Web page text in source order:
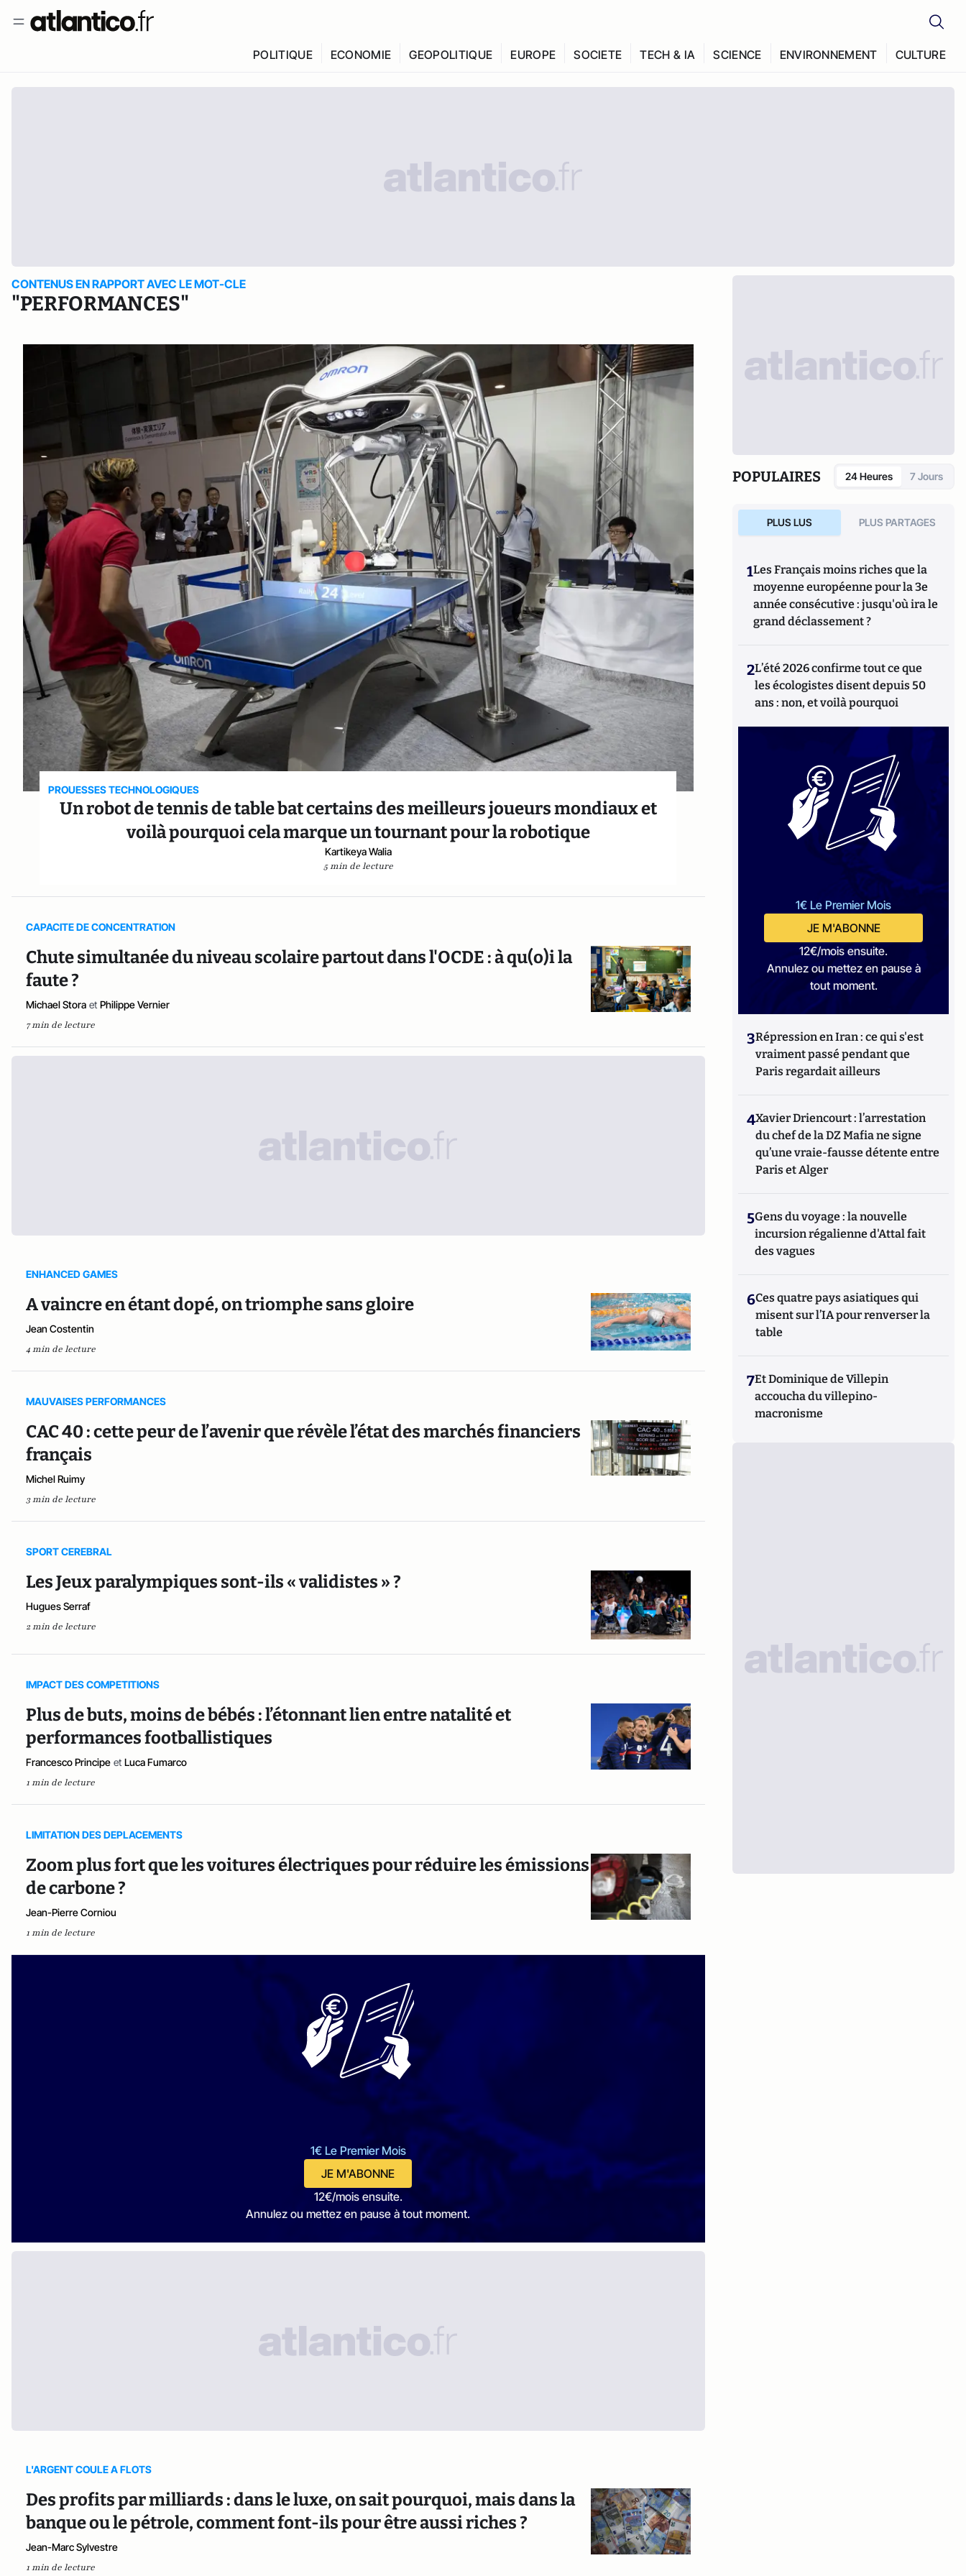
POLITIQUE ECONOMIE GEOPOLITIQUE EUROPE SOCIETE TECH & IA SCIENCE ENVIRONNEMENT CULTURE
CONTENUS EN RAPPORT AVEC LE MOT-CLE
"PERFORMANCES"
PROUESSES TECHNOLOGIQUES
Un robot de tennis de table bat certains des meilleurs joueurs mondiaux et
voilà pourquoi cela marque un tournant pour la robotique
Kartikeya Walia
5 min de lecture
CAPACITE DE CONCENTRATION
Chute simultanée du niveau scolaire partout dans l'OCDE : à qu(o)i la
faute ?
Michael Stora et Philippe Vernier
7 min de lecture
ENHANCED GAMES
A vaincre en étant dopé, on triomphe sans gloire
Jean Costentin
4 min de lecture
MAUVAISES PERFORMANCES
CAC 40 : cette peur de l’avenir que révèle l’état des marchés financiers
français
Michel Ruimy
3 min de lecture
SPORT CEREBRAL
Les Jeux paralympiques sont-ils « validistes » ?
Hugues Serraf
2 min de lecture
IMPACT DES COMPETITIONS
Plus de buts, moins de bébés : l’étonnant lien entre natalité et
performances footballistiques
Francesco Principe et Luca Fumarco
1 min de lecture
LIMITATION DES DEPLACEMENTS
Zoom plus fort que les voitures électriques pour réduire les émissions
de carbone ?
Jean-Pierre Corniou
1 min de lecture
1€ Le Premier Mois
JE M'ABONNE
12€/mois ensuite.
Annulez ou mettez en pause à tout moment.
L'ARGENT COULE A FLOTS
Des profits par milliards : dans le luxe, on sait pourquoi, mais dans la
banque ou le pétrole, comment font-ils pour être aussi riches ?
Jean-Marc Sylvestre
1 min de lecture
POPULAIRES 24 Heures 7 Jours
PLUS LUS PLUS PARTAGES
1Les Français moins riches que la
moyenne européenne pour la 3e
année consécutive : jusqu'où ira le
grand déclassement ?
2L’été 2026 confirme tout ce que
les écologistes disent depuis 50
ans : non, et voilà pourquoi
1€ Le Premier Mois
JE M'ABONNE
12€/mois ensuite.
Annulez ou mettez en pause à
tout moment.
3Répression en Iran : ce qui s'est
vraiment passé pendant que
Paris regardait ailleurs
4Xavier Driencourt : l’arrestation
du chef de la DZ Mafia ne signe
qu’une vraie-fausse détente entre
Paris et Alger
5Gens du voyage : la nouvelle
incursion régalienne d'Attal fait
des vagues
6Ces quatre pays asiatiques qui
misent sur l’IA pour renverser la
table
7Et Dominique de Villepin
accoucha du villepino-
macronisme